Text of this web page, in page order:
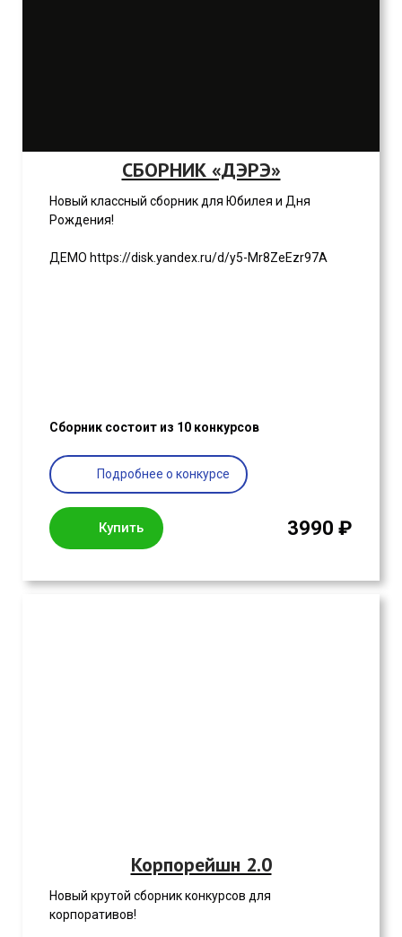
СБОРНИК «ДЭРЭ»
Новый классный сборник для Юбилея и Дня
Рождения!
ДЕМО https://disk.yandex.ru/d/y5-Mr8ZeEzr97A
Сборник состоит из 10 конкурсов
Подробнее о конкурсе
Купить 3990 ₽
Корпорейшн 2.0
Новый крутой сборник конкурсов для
корпоративов!